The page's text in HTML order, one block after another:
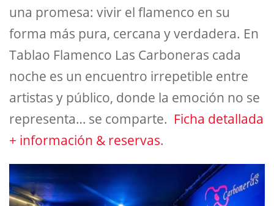
una promesa: vivir el flamenco en su
forma más pura, cercana y verdadera. En
Tablao Flamenco Las Carboneras cada
noche es un encuentro irrepetible entre
artistas y público, donde la emoción no se
representa… se comparte. Ficha detallada
+ información & reservas.